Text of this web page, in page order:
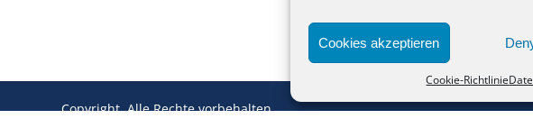
Cookies akzeptieren
Cookie-Richtlinie
Copyright. Alle Rechte vorbehalten.